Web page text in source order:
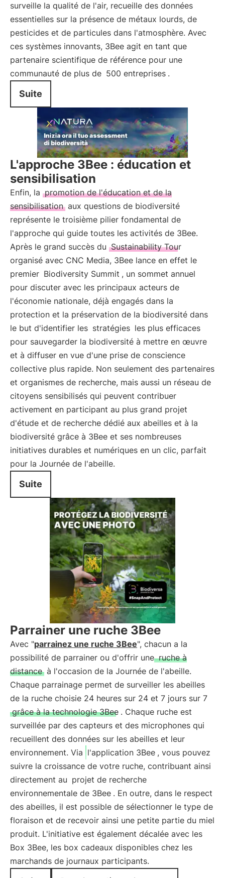
surveille la qualité de l'air, recueille des données
essentielles sur la présence de métaux lourds, de
pesticides et de particules dans l'atmosphère. Avec
ces systèmes innovants, 3Bee agit en tant que
partenaire scientifique de référence pour une
communauté de plus de 500 entreprises .
Suite
L'approche 3Bee : éducation et
sensibilisation
Enfin, la promotion de l'éducation et de la
sensibilisation aux questions de biodiversité
représente le troisième pilier fondamental de
l'approche qui guide toutes les activités de 3Bee.
Après le grand succès du Sustainability Tour
organisé avec CNC Media, 3Bee lance en effet le
premier Biodiversity Summit , un sommet annuel
pour discuter avec les principaux acteurs de
l'économie nationale, déjà engagés dans la
protection et la préservation de la biodiversité dans
le but d'identifier les stratégies les plus efficaces
pour sauvegarder la biodiversité à mettre en œuvre
et à diffuser en vue d'une prise de conscience
collective plus rapide. Non seulement des partenaires
et organismes de recherche, mais aussi un réseau de
citoyens sensibilisés qui peuvent contribuer
activement en participant au plus grand projet
d'étude et de recherche dédié aux abeilles et à la
biodiversité grâce à 3Bee et ses nombreuses
initiatives durables et numériques en un clic, parfait
pour la Journée de l'abeille.
Suite
Parrainer une ruche 3Bee
Avec "parrainez une ruche 3Bee", chacun a la
possibilité de parrainer ou d'offrir une ruche à
distance à l'occasion de la Journée de l'abeille.
Chaque parrainage permet de surveiller les abeilles
de la ruche choisie 24 heures sur 24 et 7 jours sur 7
grâce à la technologie 3Bee . Chaque ruche est
surveillée par des capteurs et des microphones qui
recueillent des données sur les abeilles et leur
environnement. Via l'application 3Bee , vous pouvez
suivre la croissance de votre ruche, contribuant ainsi
directement au projet de recherche
environnementale de 3Bee . En outre, dans le respect
des abeilles, il est possible de sélectionner le type de
floraison et de recevoir ainsi une petite partie du miel
produit. L'initiative est également décalée avec les
Box 3Bee, les box cadeaux disponibles chez les
marchands de journaux participants.